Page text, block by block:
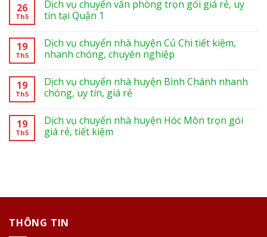
26
Th5
Dịch vụ chuyển văn phòng trọn gói giá rẻ, uy
tín tại Quận 1
19
Th5
Dịch vụ chuyển nhà huyện Củ Chi tiết kiệm,
nhanh chóng, chuyên nghiệp
19
Th5
Dịch vụ chuyển nhà huyện Bình Chánh nhanh
chóng, uy tín, giá rẻ
19
Th5
Dịch vụ chuyển nhà huyện Hóc Môn trọn gói
giá rẻ, tiết kiệm
THÔNG TIN